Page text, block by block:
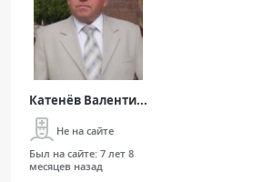
Катенёв Валенти...
Не на сайте
Был на сайте: 7 лет 8
месяцев назад